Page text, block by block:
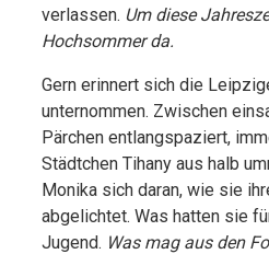
verlassen. Um diese
Hochsommer da.
Gern erinnert sich die
unternommen. Zwischen
Pärchen entlangspaziert,
Städtchen Tihany aus halb
Monika sich daran, wie sie
abgelichtet. Was hatten sie
Jugend. Was mag aus den